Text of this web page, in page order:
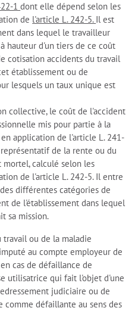
1dont elle dépend selon les
de l'article L. 242-5. Il est
dans lequel le travailleur
hauteur d'un tiers de ce coût
cotisation accidents du travail
établissement ou de
lesquels un taux unique est
collective, le coût de l'accident
mis pour partie à la
application de l'article L. 241-
de la rente ou du
calculé selon les
de l'article L. 242-5. Il entre
différentes catégories de
de l'établissement dans lequel
sa mission.
ou de la maladie
au compte employeur de
cas de défaillance de
utilisatrice qui fait l'objet d'une
judiciaire ou de
défaillante au sens des